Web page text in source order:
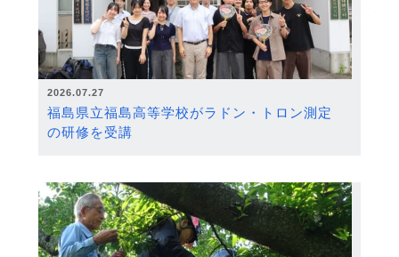
2026.07.27
福島県立福島高等学校がラドン・トロン測定
の研修を受講